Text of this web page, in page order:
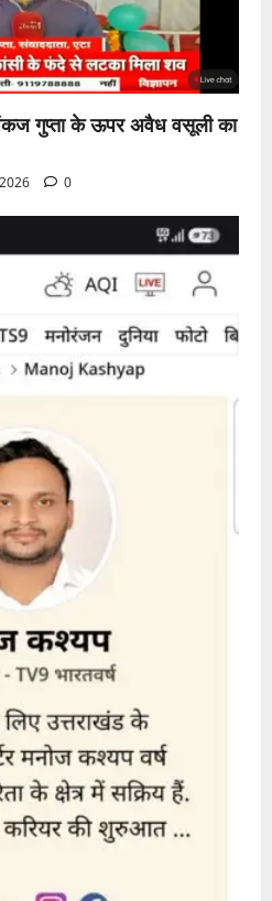
गुप्ता के ऊपर अवैध वसूली का
0